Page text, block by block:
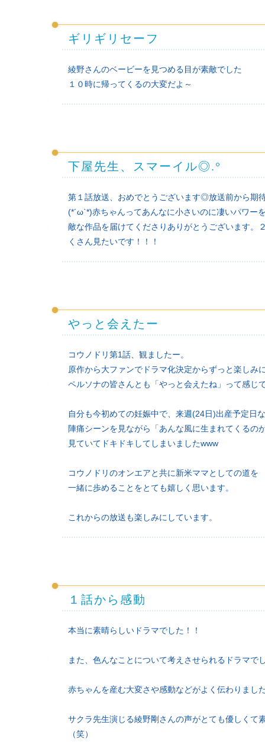
ギリギリセーフ
綾野さんのベービーを見つめる目が素敵でした
１０時に帰ってくるの大変だよ～
下屋先生、スマーイル◎.°
第１話放送、おめでとうございます◎放送前から期
(*´ω`*)赤ちゃんってあんなに小さいのに凄いパワー
敵な作品を届けてくださりありがとうございます。
くさん見たいです！！！
やっと会えたー
コウノドリ第1話、観ましたー。
原作から大ファンでドラマ化決定からずっと楽しみ
ペルソナの皆さんとも「やっと会えたね」って感じ
自分も今初めての妊娠中で、来週(24日)出産予定日
陣痛シーンを見ながら「あんな風に生まれてくるの
見ていてドキドキしてしまいましたwww
コウノドリのオンエアと共に新米ママとしての道を
一緒に歩めることをとても嬉しく思います。
これからの放送も楽しみにしています。
１話から感動
本当に素晴らしいドラマでした！！
また、色んなことについて考えさせられるドラマで
赤ちゃんを産む大変さや感動などがよく伝わりまし
サクラ先生演じる綾野剛さんの声がとても優しくて
（笑）